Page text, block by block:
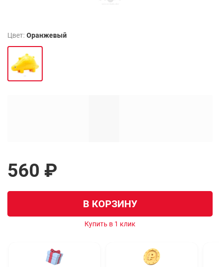
Цвет: Оранжевый
560 ₽
В КОРЗИНУ
Купить в 1 клик